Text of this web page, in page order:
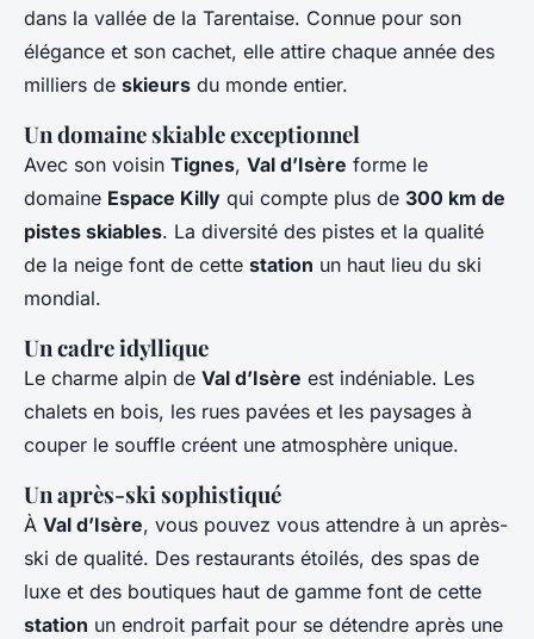
dans la vallée de la Tarentaise. Connue pour son
élégance et son cachet, elle attire chaque année des
milliers de skieurs du monde entier.
Un domaine skiable exceptionnel
Avec son voisin Tignes, Val d’Isère forme le
domaine Espace Killy qui compte plus de 300 km de
pistes skiables. La diversité des pistes et la qualité
de la neige font de cette station un haut lieu du ski
mondial.
Un cadre idyllique
Le charme alpin de Val d’Isère est indéniable. Les
chalets en bois, les rues pavées et les paysages à
couper le souffle créent une atmosphère unique.
Un après-ski sophistiqué
À Val d’Isère, vous pouvez vous attendre à un après-
ski de qualité. Des restaurants étoilés, des spas de
luxe et des boutiques haut de gamme font de cette
station un endroit parfait pour se détendre après une